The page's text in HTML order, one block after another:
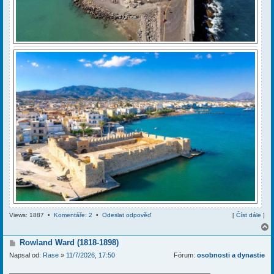
Views: 1887 • Komentáře: 2 • Odeslat odpověď [ Číst dále ]
a
P
í
Rowland Ward (1818-1898)
Napsal od: Rase » 11/7/2026, 17:50 Fórum: osobnosti a dynastie